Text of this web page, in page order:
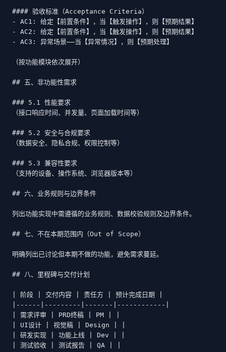
#### 验收标准（Acceptance Criteria）
- AC1: 给定【前置条件】，当【触发操作】，则【预期结果】
- AC2: 给定【前置条件】，当【触发操作】，则【预期结果】
- AC3: 异常场景——当【异常情况】，则【预期处理】
（按功能模块依次展开）
## 五、非功能性需求
### 5.1 性能要求
（接口响应时间、并发量、页面加载时间等）
### 5.2 安全与合规要求
（数据安全、隐私合规、权限控制等）
### 5.3 兼容性要求
（支持的设备、操作系统、浏览器版本等）
## 六、业务规则与边界条件
列出功能实现中需遵循的业务规则、数据校验规则及边界条件。
## 七、不在本期范围内（Out of Scope）
明确列出已讨论但本期不做的功能，避免需求蔓延。
## 八、里程碑与交付计划
| 阶段 | 交付内容 | 责任方 | 预计完成日期 |
|------|---------|-------|------------|
| 需求评审 | PRD终稿 | PM | |
| UI设计 | 视觉稿 | Design | |
| 研发实现 | 功能上线 | Dev | |
| 测试验收 | 测试报告 | QA | |